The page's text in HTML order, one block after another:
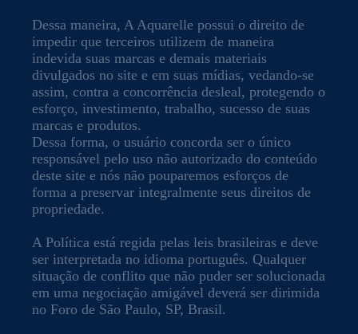
Dessa maneira, A Aquarelle possui o direito de
impedir que terceiros utilizem de maneira
indevida suas marcas e demais materiais
divulgados no site e em suas mídias, vedando-se
assim, contra a concorrência desleal, protegendo o
esforço, investimento, trabalho, sucesso de suas
marcas e produtos.
Dessa forma, o usuário concorda ser o único
responsável pelo uso não autorizado do conteúdo
deste site e nós não pouparemos esforços de
forma a preservar integralmente seus direitos de
propriedade.
A Política está regida pelas leis brasileiras e deve
ser interpretada no idioma português. Qualquer
situação de conflito que não puder ser solucionada
em uma negociação amigável deverá ser dirimida
no Foro de São Paulo, SP, Brasil.